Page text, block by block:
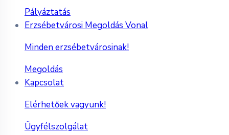
Pályáztatás
Erzsébetvárosi Megoldás Vonal
Minden erzsébetvárosinak!
Megoldás
Kapcsolat
Elérhetőek vagyunk!
Ügyfélszolgálat